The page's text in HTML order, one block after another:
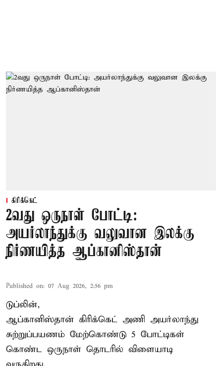
கிரிக்கெட்
2வது ஒருநாள் போட்டி:
அயர்லாந்துக்கு வலுவான இலக்கு
நிர்ணயித்த ஆப்கானிஸ்தான்
Published on: 07 Aug 2026, 2:56 pm
டுப்லின்,
ஆப்கானிஸ்தான் கிரிக்கெட் அணி அயர்லாந்து
சுற்றுப்பயணம் மேற்கொண்டு 5 போட்டிகள்
கொண்ட ஒருநாள் தொடரில் விளையாடி